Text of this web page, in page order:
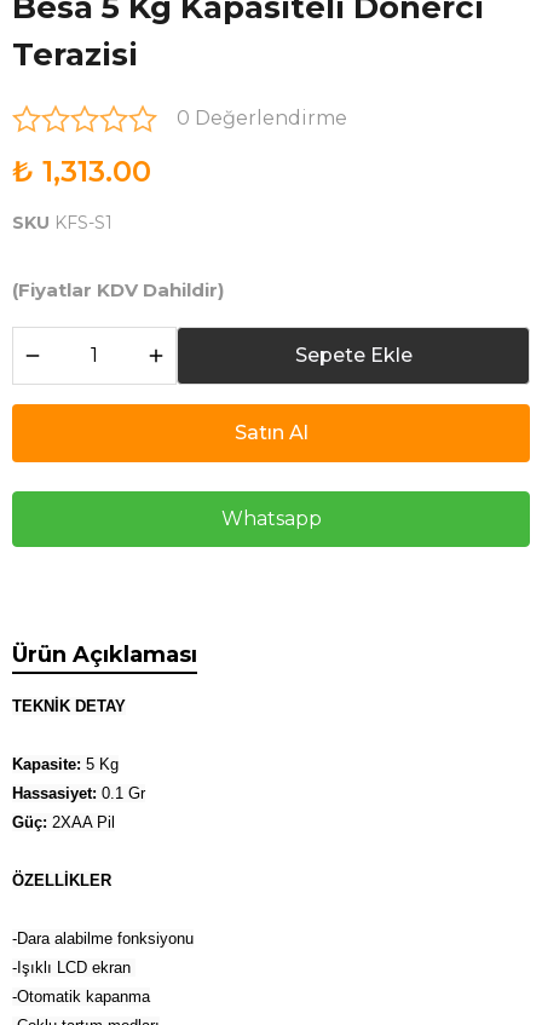
Terazisi
0 Değerlendirme
₺ 1,313.00
SKU KFS-S1
(Fiyatlar KDV Dahildir)
Sepete Ekle
Satın Al
Whatsapp
Ürün Açıklaması
TEKNİK DETAY
Kapasite: 5 Kg
Hassasiyet: 0.1 Gr
Güç: 2XAA Pil
ÖZELLİKLER
-Dara alabilme fonksiyonu
-Işıklı LCD ekran
-Otomatik kapanma